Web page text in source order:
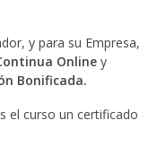
y para su Empresa,
Online y
Bonificada.
el curso un certificado